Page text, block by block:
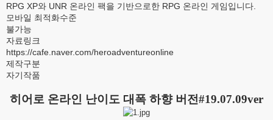
RPG XP와 UNR 온라인 팩을 기반으로한 RPG 온라인 게임입니다.
모바일 최적화수준
불가능
자료링크
https://cafe.naver.com/heroadventureonline
제작구분
자기작품
히어로 온라인 난이도 대폭 하향 버전#19.07.09ver